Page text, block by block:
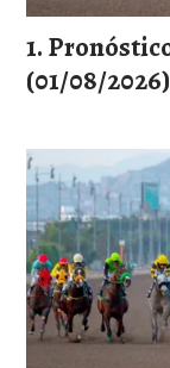
(01/08/2026)